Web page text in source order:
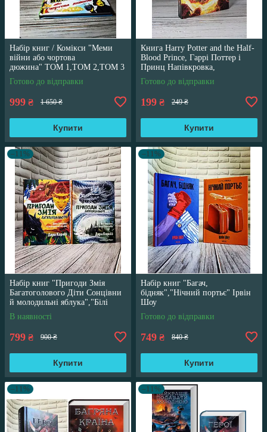
Набір книг / Комікси "Меми
війни або чортова
дюжина" ТОМ 1,ТОМ 2,ТОМ 3
Трегуб Ганна
Готово до відправки
999 ₴ 1 650 ₴
Купити
Книга Harry Potter and the Half-
Blood Prince, Гаррі Поттер і
Принц Напівкровка,
англійською мовою
Готово до відправки
199 ₴ 249 ₴
Купити
–11%
Набір книг "Пригоди Змія
Багатоголового Діти Сонцівни
й молодильні яблука","Білі
перлини для Білої Королеви"
В наявності
799 ₴ 900 ₴
Купити
–11%
Набір книг "Багач,
бідняк","Нічний портьє" Ірвін
Шоу
Готово до відправки
749 ₴ 840 ₴
Купити
–11% –11%